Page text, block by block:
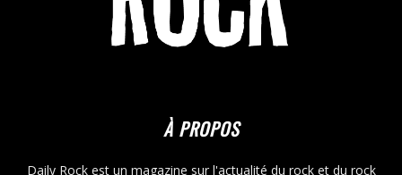
À PROPOS
Daily Rock est un magazine sur l'actualité du rock et du rock